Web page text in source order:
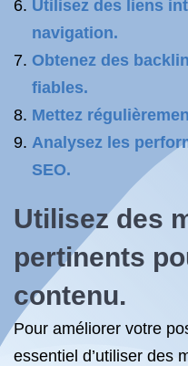
Utilisez des liens
navigation.
Obtenez des
fiables.
Mettez
Analysez les
SEO.
Utilisez des
pertinents
contenu.
Pour améliorer votre
essentiel d’utiliser des